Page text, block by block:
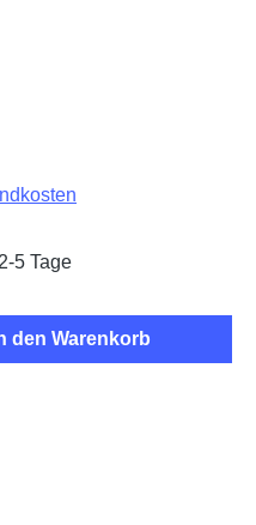
5 Tage
gewünschten
den Warenkorb